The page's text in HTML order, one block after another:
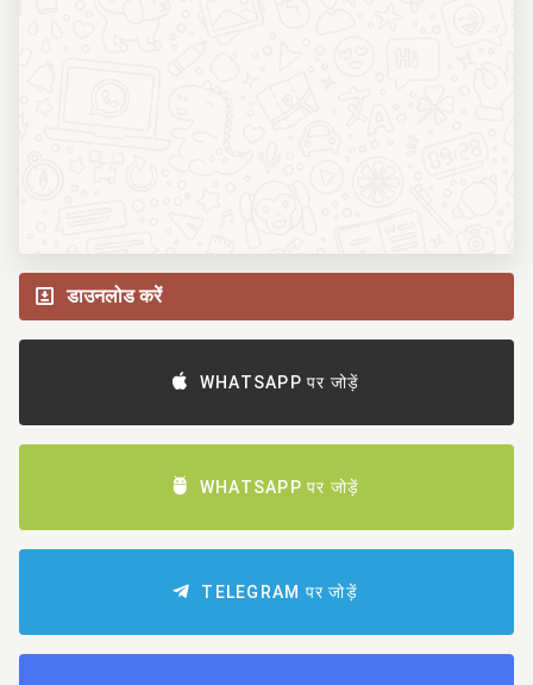
डाउनलोड करें
WHATSAPP पर जोड़ें
WHATSAPP पर जोड़ें
TELEGRAM पर जोड़ें